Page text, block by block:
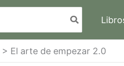
> El arte de empezar 2.0